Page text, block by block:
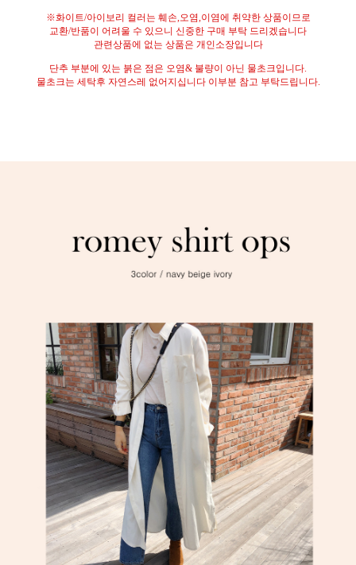
※화이트/아이보리 컬러는 훼손 오염 이염에 취약한 상품이므로
교환/반품이 어려울 수 있으니 신중한 구매 부탁 드리겠습니다
관련상품에 없는 상품은 개인소장입니다
단추 부분에 있는 붉은 점은 오염& 불량이 아닌 물초크입니다
물초크는 세탁후 자연스레 없어지십니다 이부분 참고 부탁드립니다.